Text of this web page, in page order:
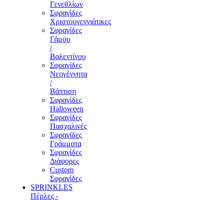
Γενεθλίων
Σφραγίδες
Χριστουγεννιάτικες
Σφραγίδες
Γάμου
/
Βαλεντίνου
Σφραγίδες
Νεογέννητα
/
Βάπτιση
Σφραγίδες
Halloween
Σφραγίδες
Πασχαλινές
Σφραγίδες
Γράμματα
Σφραγίδες
Διάφορες
Custom
Σφραγίδες
SPRINKLES
Πέρλες -